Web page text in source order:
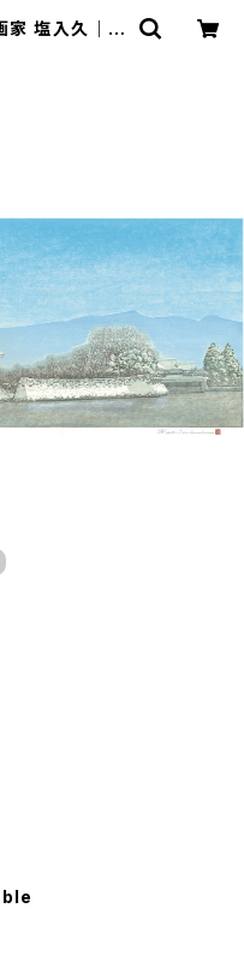
塩入久｜公